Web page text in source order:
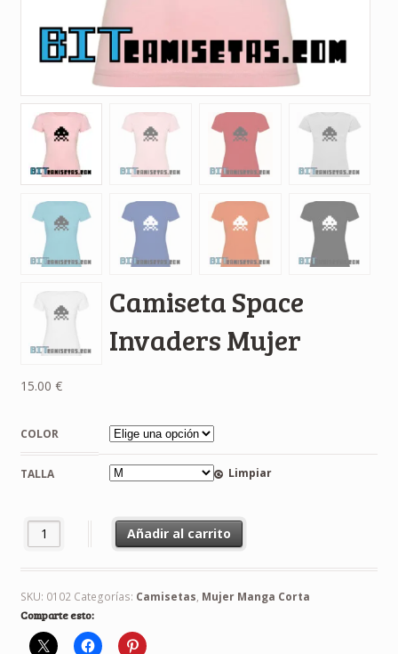
Camiseta Space
Invaders Mujer
15.00 €
COLOR
TALLA Limpiar
Camiseta Space Invaders Mujer cantidad
Añadir al carrito
SKU: 0102 Categorías: Camisetas, Mujer Manga Corta
Comparte esto: